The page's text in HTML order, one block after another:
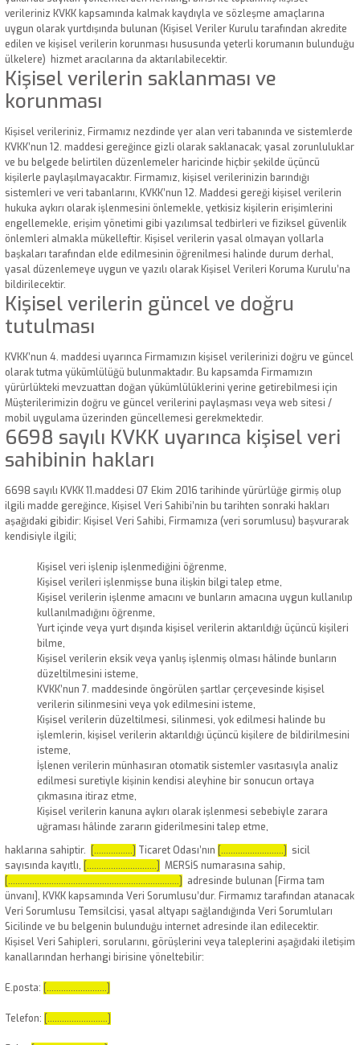
verileriniz KVKK kapsamında kalmak kaydıyla ve sözleşme amaçlarına
uygun olarak yurtdışında bulunan (Kişisel Veriler Kurulu tarafından akredite
edilen ve kişisel verilerin korunması hususunda yeterli korumanın bulunduğu
ülkelere) hizmet aracılarına da aktarılabilecektir.
Kişisel verilerin saklanması ve
korunması
Kişisel verileriniz, Firmamız nezdinde yer alan veri tabanında ve sistemlerde
KVKK’nun 12. maddesi gereğince gizli olarak saklanacak; yasal zorunluluklar
ve bu belgede belirtilen düzenlemeler haricinde hiçbir şekilde üçüncü
kişilerle paylaşılmayacaktır. Firmamız, kişisel verilerinizin barındığı
sistemleri ve veri tabanlarını, KVKK’nun 12. Maddesi gereği kişisel verilerin
hukuka aykırı olarak işlenmesini önlemekle, yetkisiz kişilerin erişimlerini
engellemekle, erişim yönetimi gibi yazılımsal tedbirleri ve fiziksel güvenlik
önlemleri almakla mükelleftir. Kişisel verilerin yasal olmayan yollarla
başkaları tarafından elde edilmesinin öğrenilmesi halinde durum derhal,
yasal düzenlemeye uygun ve yazılı olarak Kişisel Verileri Koruma Kurulu’na
bildirilecektir.
Kişisel verilerin güncel ve doğru
tutulması
KVKK’nun 4. maddesi uyarınca Firmamızın kişisel verilerinizi doğru ve güncel
olarak tutma yükümlülüğü bulunmaktadır. Bu kapsamda Firmamızın
yürürlükteki mevzuattan doğan yükümlülüklerini yerine getirebilmesi için
Müşterilerimizin doğru ve güncel verilerini paylaşması veya web sitesi /
mobil uygulama üzerinden güncellemesi gerekmektedir.
6698 sayılı KVKK uyarınca kişisel veri
sahibinin hakları
6698 sayılı KVKK 11.maddesi 07 Ekim 2016 tarihinde yürürlüğe girmiş olup
ilgili madde gereğince, Kişisel Veri Sahibi’nin bu tarihten sonraki hakları
aşağıdaki gibidir: Kişisel Veri Sahibi, Firmamıza (veri sorumlusu) başvurarak
kendisiyle ilgili;
Kişisel veri işlenip işlenmediğini öğrenme,
Kişisel verileri işlenmişse buna ilişkin bilgi talep etme,
Kişisel verilerin işlenme amacını ve bunların amacına uygun kullanılıp
kullanılmadığını öğrenme,
Yurt içinde veya yurt dışında kişisel verilerin aktarıldığı üçüncü kişileri
bilme,
Kişisel verilerin eksik veya yanlış işlenmiş olması hâlinde bunların
düzeltilmesini isteme,
KVKK’nun 7. maddesinde öngörülen şartlar çerçevesinde kişisel
verilerin silinmesini veya yok edilmesini isteme,
Kişisel verilerin düzeltilmesi, silinmesi, yok edilmesi halinde bu
işlemlerin, kişisel verilerin aktarıldığı üçüncü kişilere de bildirilmesini
isteme,
İşlenen verilerin münhasıran otomatik sistemler vasıtasıyla analiz
edilmesi suretiyle kişinin kendisi aleyhine bir sonucun ortaya
çıkmasına itiraz etme,
Kişisel verilerin kanuna aykırı olarak işlenmesi sebebiyle zarara
uğraması hâlinde zararın giderilmesini talep etme,
haklarına sahiptir. [................] Ticaret Odası’nın [..........................] sicil
sayısında kayıtlı, [.............................] MERSİS numarasına sahip,
[.......................................................................] adresinde bulunan [Firma tam
ünvanı], KVKK kapsamında Veri Sorumlusu’dur. Firmamız tarafından atanacak
Veri Sorumlusu Temsilcisi, yasal altyapı sağlandığında Veri Sorumluları
Sicilinde ve bu belgenin bulunduğu internet adresinde ilan edilecektir.
Kişisel Veri Sahipleri, sorularını, görüşlerini veya taleplerini aşağıdaki iletişim
kanallarından herhangi birisine yöneltebilir:
E.posta: [.........................]
Telefon: [.........................]